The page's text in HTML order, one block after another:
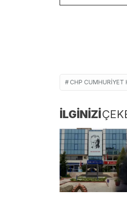
CHP CUMHURIYET
İLGİNİZİ